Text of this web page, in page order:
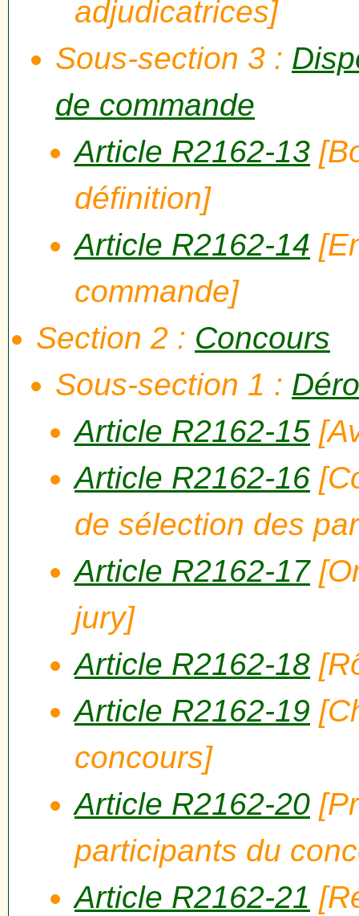
adjudicatrices]
Sous-section 3 :
de commande
Article R2162-13
définition]
Article R2162-14
commande]
Section 2 : Concours
Sous-section 1 :
Article R2162-15
Article R2162-16
de sélection des
Article R2162-17
jury]
Article R2162-18
Article R2162-19
concours]
Article R2162-20
participants du
Article R2162-21